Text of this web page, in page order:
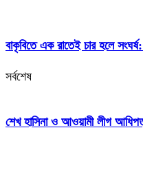
বাকৃবিতে এক রাতেই চার হলে
সর্বশেষ
শেখ হাসিনা ও আওয়ামী লীগ